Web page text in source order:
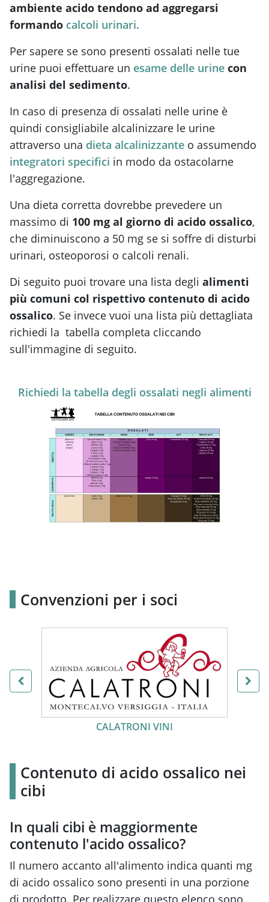
ambiente acido tendono ad aggregarsi
formando calcoli urinari.
Per sapere se sono presenti ossalati nelle tue
urine puoi effettuare un esame delle urine con
analisi del sedimento.
In caso di presenza di ossalati nelle urine è
quindi consigliabile alcalinizzare le urine
attraverso una dieta alcalinizzante o assumendo
integratori specifici in modo da ostacolarne
l'aggregazione.
Una dieta corretta dovrebbe prevedere un
massimo di 100 mg al giorno di acido ossalico,
che diminuiscono a 50 mg se si soffre di disturbi
urinari, osteoporosi o calcoli renali.
Di seguito puoi trovare una lista degli alimenti
più comuni col rispettivo contenuto di acido
ossalico. Se invece vuoi una lista più dettagliata
richiedi la tabella completa cliccando
sull'immagine di seguito.
Richiedi la tabella degli ossalati negli alimenti
Convenzioni per i soci
ALTERNATIVE EATING
Contenuto di acido ossalico nei
cibi
In quali cibi è maggiormente
contenuto l'acido ossalico?
Il numero accanto all'alimento indica quanti mg
di acido ossalico sono presenti in una porzione
di prodotto. Per realizzare questo elenco sono